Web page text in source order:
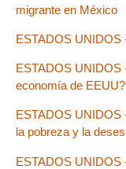
migrante en México
ESTADOS UNIDOS
ESTADOS UNIDOS
economía de EEUU?
ESTADOS UNIDOS
la pobreza y la
ESTADOS UNIDOS